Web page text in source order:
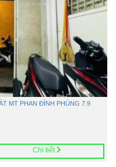
MT PHAN ĐÌNH PHÙNG 7.9
Chi tiết